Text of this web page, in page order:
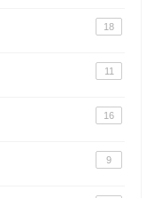
18
11
16
9